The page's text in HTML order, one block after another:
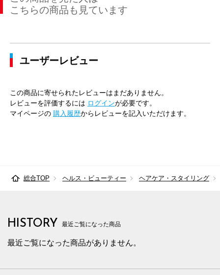
こちらの商品も見ています
ユーザーレビュー
この商品に寄せられたレビューはまだありません。
レビューを評価するには ログインが必要です。
マイページの 購入履歴からレビューを記入いただけます。
総合TOP ヘルス・ビューティー ヘアケア・スタイリング
HISTORY 最近ご覧になった商品
最近ご覧になった商品がありません。